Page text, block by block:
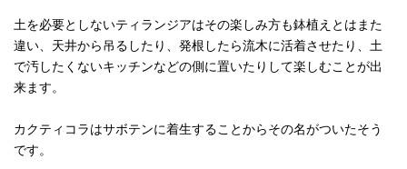
土を必要としないティランジアはその楽しみ方も鉢植えとはまた
違い、天井から吊るしたり、発根したら流木に活着させたり、土
で汚したくないキッチンなどの側に置いたりして楽しむことが出
来ます。
カクティコラはサボテンに着生することからその名がついたそう
です。